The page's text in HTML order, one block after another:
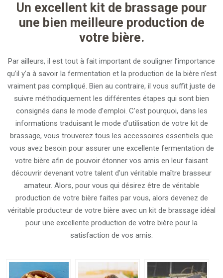
Un excellent kit de brassage pour
une bien meilleure production de
votre bière.
Par ailleurs, il est tout à fait important de souligner l’importance
qu’il y’a à savoir la fermentation et la production de la bière n’est
vraiment pas compliqué. Bien au contraire, il vous suffit juste de
suivre méthodiquement les différentes étapes qui sont bien
consignés dans le mode d’emploi. C’est pourquoi, dans les
informations traduisant le mode d’utilisation de votre kit de
brassage, vous trouverez tous les accessoires essentiels que
vous avez besoin pour assurer une excellente fermentation de
votre bière afin de pouvoir étonner vos amis en leur faisant
découvrir devenant votre talent d’un véritable maître brasseur
amateur. Alors, pour vous qui désirez être de véritable
production de votre bière faites par vous, alors devenez de
véritable producteur de votre bière avec un kit de brassage idéal
pour une excellente production de votre bière pour la
satisfaction de vos amis.